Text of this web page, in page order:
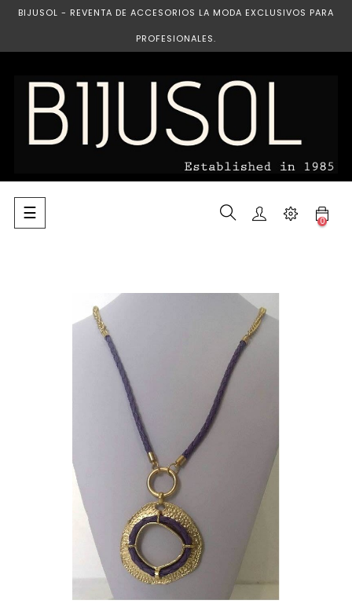
BIJUSOL - REVENTA DE ACCESORIOS LA MODA EXCLUSIVOS PARA
PROFESIONALES.
Navegación
de
☰ 0